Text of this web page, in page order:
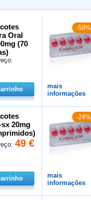
Oral
(70
-59%
mais
informações
20mg
49 €
-24%
mais
informações